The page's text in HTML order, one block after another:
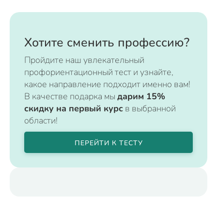
Хотите сменить профессию?
Пройдите наш увлекательный
профориентационный тест и узнайте,
какое направление подходит именно вам!
В качестве подарка мы дарим 15%
скидку на первый курс в выбранной
области!
ПЕРЕЙТИ К ТЕСТУ